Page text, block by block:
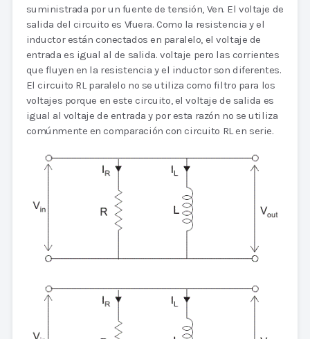
suministrada por un fuente de tensión, Ven. El voltaje de
salida del circuito es Vfuera. Como la resistencia y el
inductor están conectados en paralelo, el voltaje de
entrada es igual al de salida. voltaje pero las corrientes
que fluyen en la resistencia y el inductor son diferentes.
El circuito RL paralelo no se utiliza como filtro para los
voltajes porque en este circuito, el voltaje de salida es
igual al voltaje de entrada y por esta razón no se utiliza
comúnmente en comparación con circuito RL en serie.